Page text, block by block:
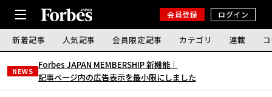
会員登録 ログイン
新着記事 人気記事 会員限定記事 カテゴリ 連載
NEWS
Forbes JAPAN MEMBERSHIP 新機能｜
記事ページ内の広告表示を最小限にしました